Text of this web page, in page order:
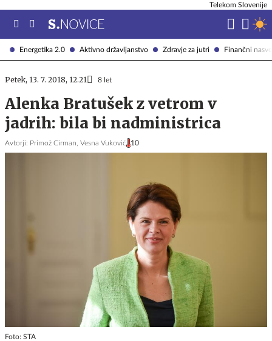
Energetika 2.0 Aktivno državljanstvo Zdravje za jutri Finančni
Telekom Slovenije
Petek, 13. 7. 2018, 12.21 8 let
Alenka Bratušek z vetrom v
jadrih: bila bi nadministrica
Avtorji: Primož Cirman, Vesna Vuković 10
Foto: STA